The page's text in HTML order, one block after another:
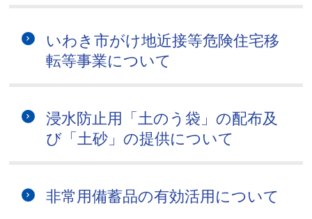
いわき市がけ地近接等危険住宅移
転等事業について
浸水防止用「土のう袋」の配布及
び「土砂」の提供について
非常用備蓄品の有効活用について